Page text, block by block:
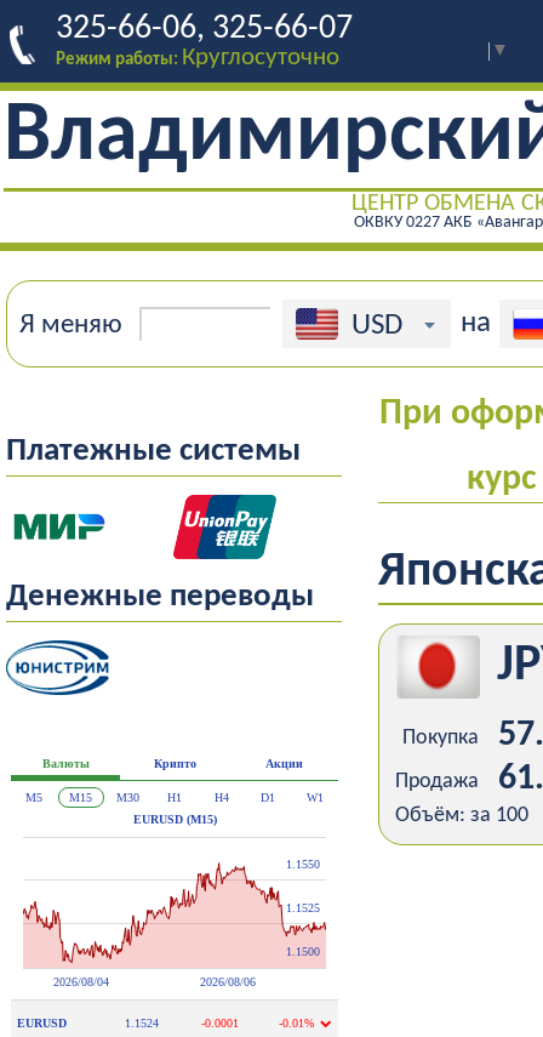
325-66-06, 325-66-07
Режим работы: Круглосуточно ▼
ЦЕНТР ОБМЕНА
ОКВКУ 0227 АКБ
Я меняю USD на
Платежные системы
Денежные переводы
При
Покупка
Продажа
Объём: за 100